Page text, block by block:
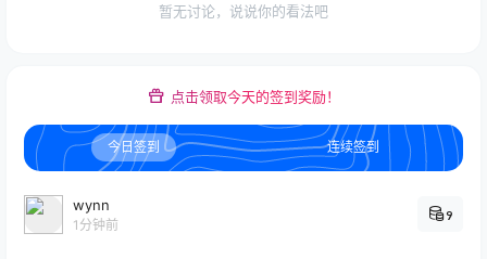
暂无讨论，说说你的看法吧
点击领取今天的签到奖励！
今日签到 连续签到
wynn
1分钟前
9